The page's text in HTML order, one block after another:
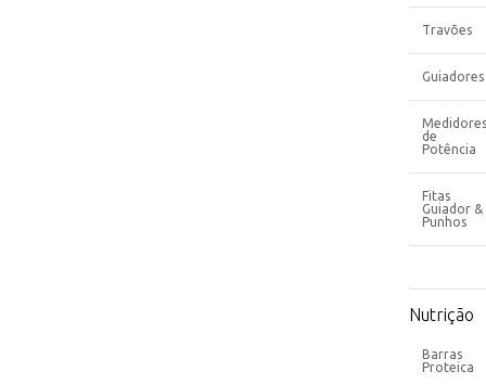
Travões
Guiadores
Medidores
de
Potência
Fitas
Guiador &
Punhos
Nutrição
Barras
Proteica